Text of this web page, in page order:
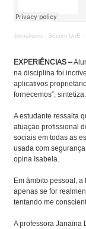
Jornalismo - Secom UnB ·
EXPERIÊNCIAS –
na disciplina foi
aplicativos
fornecemos”, sintetiza.
A estudante ressalta
atuação profissional
sociais em todas as
usada com
opina Isabela.
Em âmbito pessoal,
apenas se for
tentando me
A professora Janaína